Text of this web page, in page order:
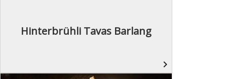
Hinterbrühli Tavas Barlang
navigate_next